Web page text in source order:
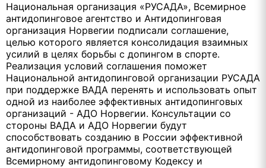
Национальная организация «РУСАДА», Всемирное
антидопинговое агентство и Антидопинговая
организация Норвегии подписали соглашение,
целью которого является консолидация взаимных
усилий в целях борьбы с допингом в спорте.
Реализация условий соглашения поможет
Национальной антидопинговой организации РУСАДА
при поддержке ВАДА перенять и использовать опыт
одной из наиболее эффективных антидопинговых
организаций - АДО Норвегии. Консультации со
стороны ВАДА и АДО Норвегии будут
способствовать созданию в России эффективной
антидопинговой программы, соответствующей
Всемирному антидопинговому Кодексу и